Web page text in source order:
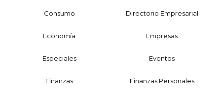
Consumo Directorio Empresarial
Economía Empresas
Especiales Eventos
Finanzas Finanzas Personales